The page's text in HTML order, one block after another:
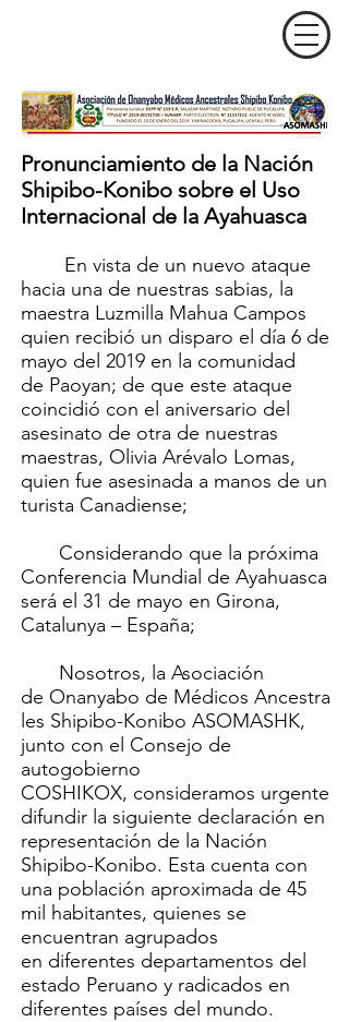
Pronunciamiento de la Nación
Shipibo-Konibo sobre el Uso
Internacional de la Ayahuasca
En vista de un nuevo ataque
hacia una de nuestras sabias, la
maestra Luzmilla Mahua Campos
quien recibió un disparo el día 6 de
mayo del 2019 en la comunidad
de Paoyan; de que este ataque
coincidió con el aniversario del
asesinato de otra de nuestras
maestras, Olivia Arévalo Lomas,
quien fue asesinada a manos de un
turista Canadiense;
Considerando que la próxima
Conferencia Mundial de Ayahuasca
será el 31 de mayo en Girona,
Catalunya – España;
Nosotros, la Asociación
de Onanyabo de Médicos Ancestra
les Shipibo-Konibo ASOMASHK,
junto con el Consejo de
autogobierno
COSHIKOX, consideramos urgente
difundir la siguiente declaración en
representación de la Nación
Shipibo-Konibo. Esta cuenta con
una población aproximada de 45
mil habitantes, quienes se
encuentran agrupados
en diferentes departamentos del
estado Peruano y radicados en
diferentes países del mundo.